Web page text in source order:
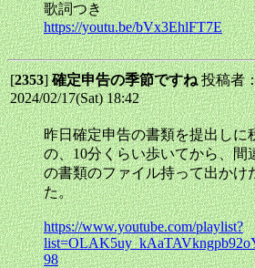
歌詞つき
https://youtu.be/bVx3EhlFT7E
[2353]確定申告の季節ですね投稿者
2024/02/17(Sat) 18:42
昨日確定申告の書類を提出しに
の、10分くらい歩いてから、間
の書類のファイル持って出かけ
た。
https://www.youtube.com/playlist?
98